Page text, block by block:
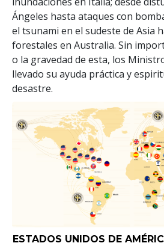
Puede
Ángeles hasta ataques con
el tsunami en el sudeste de Asia
forestales en Australia. Sin
o la gravedad de esta, los
llevado su ayuda práctica y
desastre.
ESTADOS UNIDOS DE